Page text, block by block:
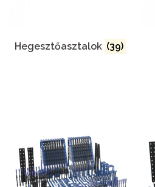
Hegesztőasztalok (39)